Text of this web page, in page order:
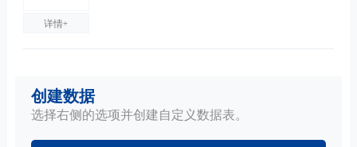
详情+
详情+
俯仰角：-45°~90°
左右摆动：±90°
承重范围：1.5-8.5kg 8-16kg
创建数据
选择右侧的选项并创建自定义数据表。